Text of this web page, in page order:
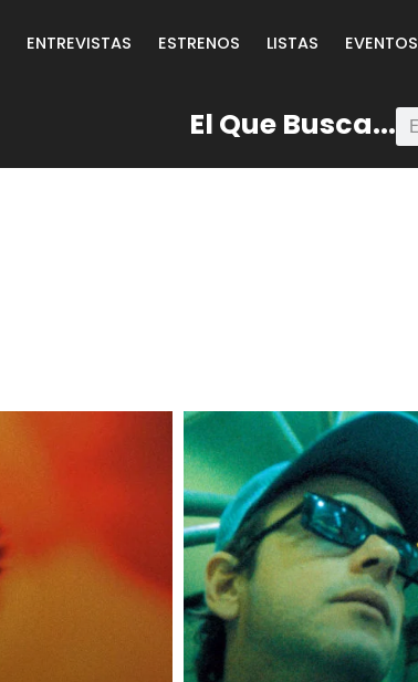
ENTREVISTAS ESTRENOS LISTAS EVENTOS
El Que Busca...